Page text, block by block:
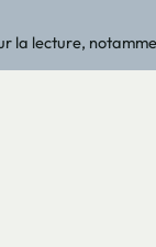
la lecture,